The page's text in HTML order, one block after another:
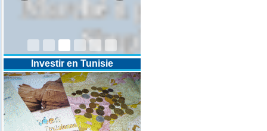
DESIGNATION D’UN REVISEUR
COMPTABLE POUR LES
EXERCICES 2025-2026-2027
Investir en Tunisie